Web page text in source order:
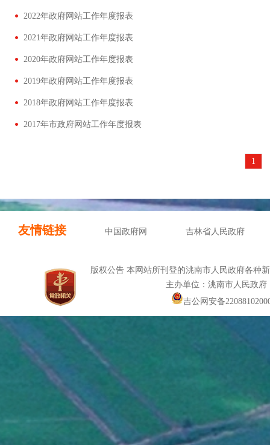
2022年政府网站工作年度报表
2021年政府网站工作年度报表
2020年政府网站工作年度报表
2019年政府网站工作年度报表
2018年政府网站工作年度报表
2017年市政府网站工作年度报表
1
友情链接 中国政府网 吉林省人民政府
版权公告 本网站所刊登的洮南市人民政府各种
主办单位：洮南市人民政
吉公网安备